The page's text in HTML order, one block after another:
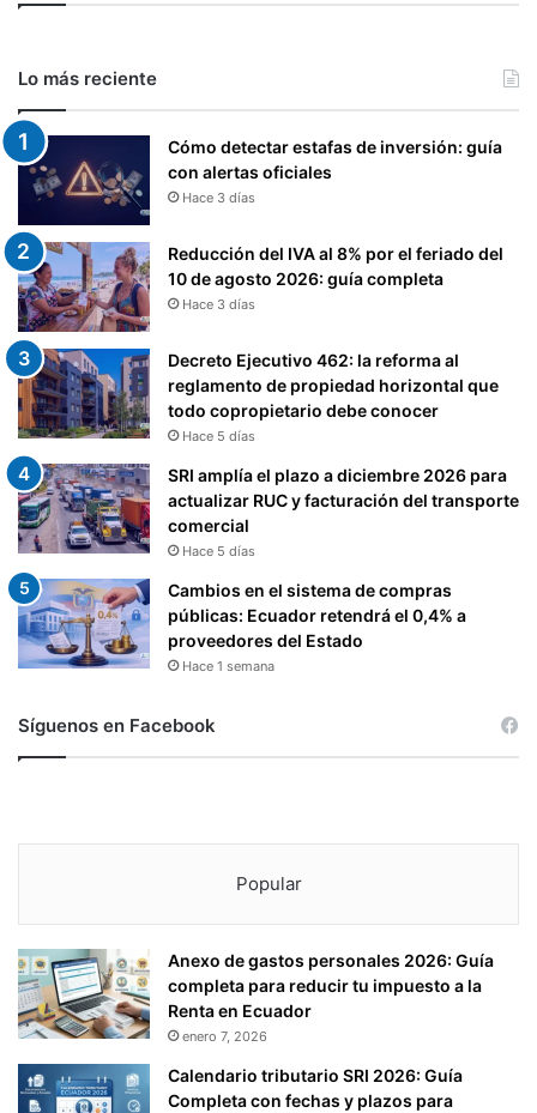
A
U
R
E
S
Y
S
O
C
I
E
D
A
D
E
S
Lo más reciente
Cómo detectar estafas de inversión: guía
con alertas oficiales
Hace 3 días
Reducción del IVA al 8% por el feriado del
10 de agosto 2026: guía completa
Hace 3 días
Decreto Ejecutivo 462: la reforma al
reglamento de propiedad horizontal que
todo copropietario debe conocer
Hace 5 días
SRI amplía el plazo a diciembre 2026 para
actualizar RUC y facturación del transporte
comercial
Hace 5 días
Cambios en el sistema de compras
públicas: Ecuador retendrá el 0,4% a
proveedores del Estado
Hace 1 semana
Síguenos en Facebook
Popular
Anexo de gastos personales 2026: Guía
completa para reducir tu impuesto a la
Renta en Ecuador
enero 7, 2026
Calendario tributario SRI 2026: Guía
Completa con fechas y plazos para